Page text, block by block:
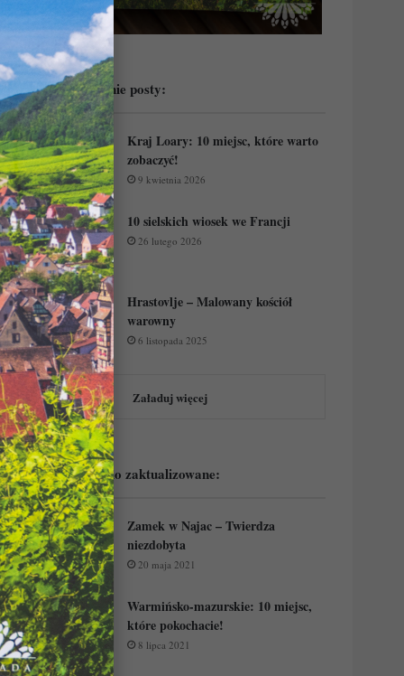
Przeczytaj ostatnie posty:
Kraj Loary: 10 miejsc, które warto
zobaczyć!
9 kwietnia 2026
10 sielskich wiosek we Francji
26 lutego 2026
Hrastovlje – Malowany kościół
warowny
6 listopada 2025
Załaduj więcej
Podejrzyj ostatnio zaktualizowane:
Zamek w Najac – Twierdza
niezdobyta
20 maja 2021
Warmińsko-mazurskie: 10 miejsc,
które pokochacie!
8 lipca 2021